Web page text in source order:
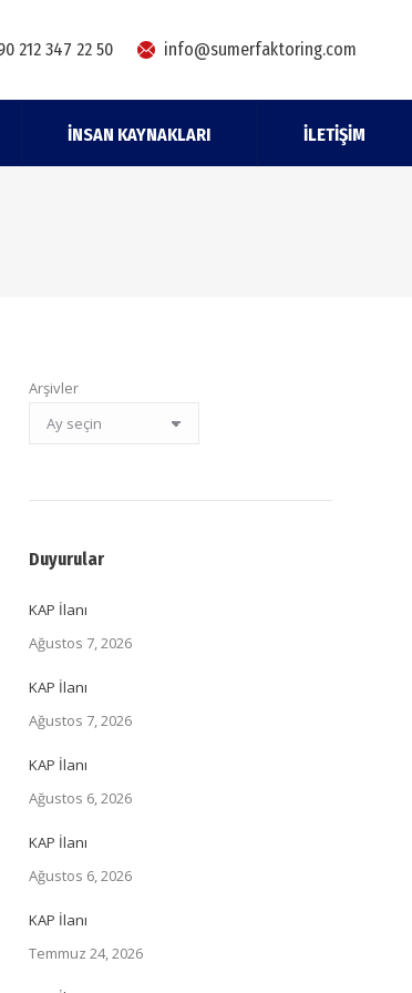
212 347 22 50 info@sumerfaktoring.com
İNSAN KAYNAKLARI İLETIŞIM
Arşivler
Duyurular
KAP İlanı
Ağustos 7, 2026
KAP İlanı
Ağustos 7, 2026
KAP İlanı
Ağustos 6, 2026
KAP İlanı
Ağustos 6, 2026
KAP İlanı
Temmuz 24, 2026